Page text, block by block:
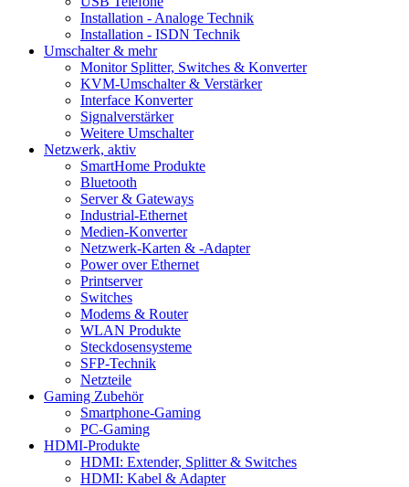
Installation - Analoge Technik
Installation - ISDN Technik
Umschalter & mehr
Monitor Splitter, Switches & Konverter
KVM-Umschalter & Verstärker
Interface Konverter
Signalverstärker
Weitere Umschalter
Netzwerk, aktiv
SmartHome Produkte
Bluetooth
Server & Gateways
Industrial-Ethernet
Medien-Konverter
Netzwerk-Karten & -Adapter
Power over Ethernet
Printserver
Switches
Modems & Router
WLAN Produkte
Steckdosensysteme
SFP-Technik
Netzteile
Gaming Zubehör
Smartphone-Gaming
PC-Gaming
HDMI-Produkte
HDMI: Extender, Splitter & Switches
HDMI: Kabel & Adapter